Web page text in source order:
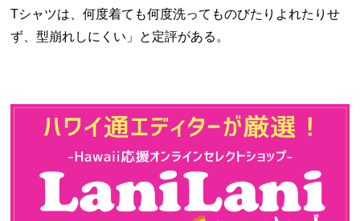
Tシャツは、何度着ても何度洗ってものびたりよれたりせ
ず、型崩れしにくい」と定評がある。